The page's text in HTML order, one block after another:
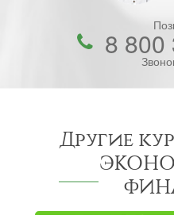
8 800
Другие